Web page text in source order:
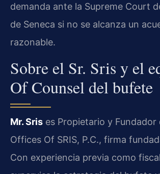
demanda ante la Supreme Court
de Seneca si no se alcanza un
razonable.
Sobre el Sr. Sris y el
Of Counsel del bufete
Mr. Sris es Propietario y Fundador
Offices Of SRIS, P.C., firma
Con experiencia previa como